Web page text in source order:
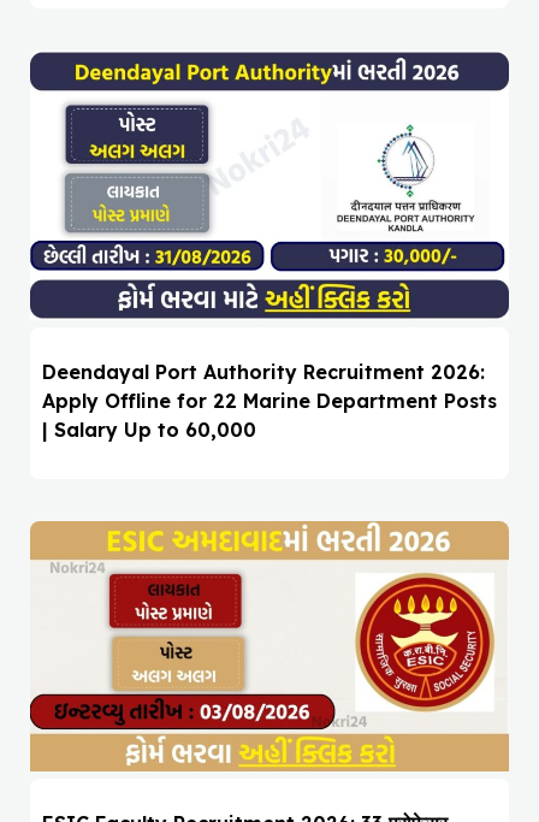
Deendayal Port Authority Recruitment 2026:
Apply Offline for 22 Marine Department Posts
| Salary Up to ₹60,000